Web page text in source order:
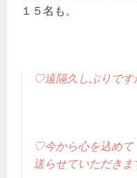
１５名も。
♡遠隔久しぶりです
♡今から心を込めて
送らせていただきま